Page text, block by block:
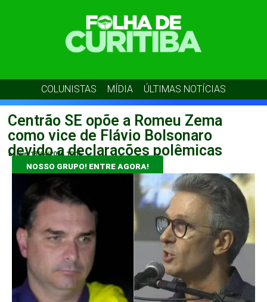
COLUNISTAS MÍDIA ÚLTIMAS NOTÍCIAS
Centrão SE opõe a Romeu Zema
como vice de Flávio Bolsonaro
devido a declarações polêmicas
admin 13/04/2026 10:15
NOSSO GRUPO! ENTRE AGORA!